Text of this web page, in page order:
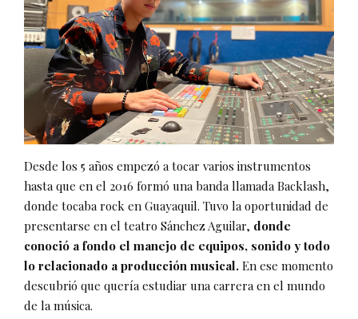
Desde los 5 años empezó a tocar varios instrumentos
hasta que en el 2016 formó una banda llamada Backlash,
donde tocaba rock en Guayaquil. Tuvo la oportunidad de
presentarse en el teatro Sánchez Aguilar, donde
conoció a fondo el manejo de equipos, sonido y todo
lo relacionado a producción musical. En ese momento
descubrió que quería estudiar una carrera en el mundo
de la música.